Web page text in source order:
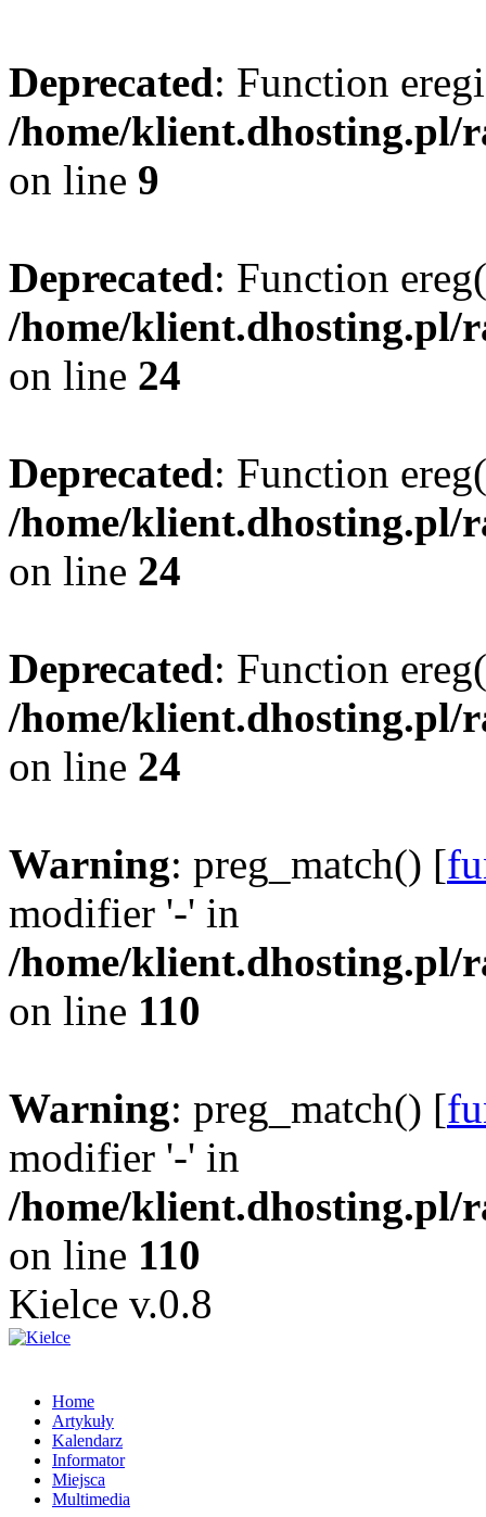
Deprecated: Function
/home/klient.dhosting.pl/
on line 9
Deprecated: Function
/home/klient.dhosting.pl/
on line 24
Deprecated: Function
/home/klient.dhosting.pl/
on line 24
Deprecated: Function
/home/klient.dhosting.pl/
on line 24
Warning: preg_match() [
modifier '-' in
/home/klient.dhosting.pl/
on line 110
Warning: preg_match() [
modifier '-' in
/home/klient.dhosting.pl/
on line 110
Kielce v.0.8
Home
Artykuły
Kalendarz
Informator
Miejsca
Multimedia